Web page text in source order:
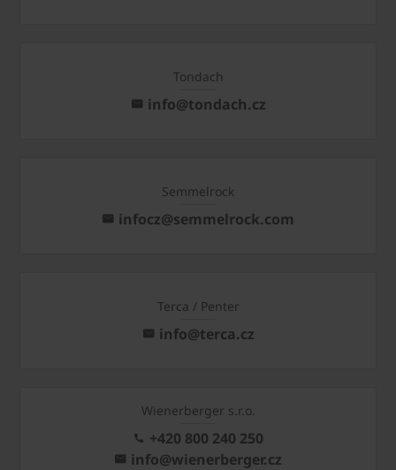
Tondach
info@tondach.cz
Semmelrock
infocz@semmelrock.com
Terca / Penter
info@terca.cz
Wienerberger s.r.o.
+420 800 240 250
info@wienerberger.cz